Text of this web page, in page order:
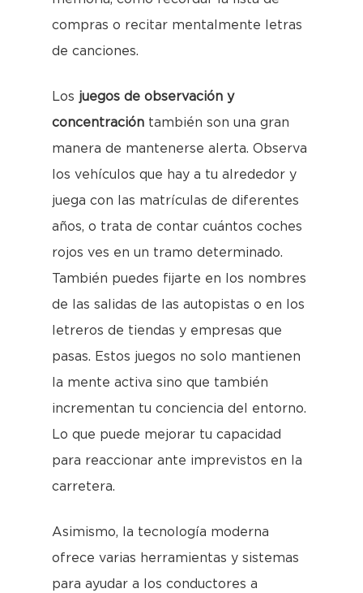
compras o recitar mentalmente letras
de canciones.
Los juegos de observación y
concentración también son una gran
manera de mantenerse alerta. Observa
los vehículos que hay a tu alrededor y
juega con las matrículas de diferentes
años, o trata de contar cuántos coches
rojos ves en un tramo determinado.
También puedes fijarte en los nombres
de las salidas de las autopistas o en los
letreros de tiendas y empresas que
pasas. Estos juegos no solo mantienen
la mente activa sino que también
incrementan tu conciencia del entorno.
Lo que puede mejorar tu capacidad
para reaccionar ante imprevistos en la
carretera.
Asimismo, la tecnología moderna
ofrece varias herramientas y sistemas
para ayudar a los conductores a